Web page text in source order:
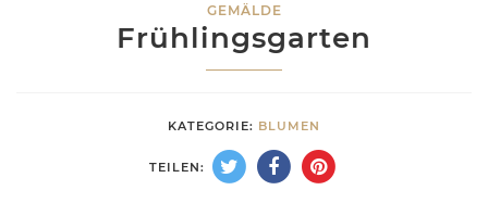
GEMÄLDE
Frühlingsgarten
KATEGORIE: BLUMEN
TEILEN: